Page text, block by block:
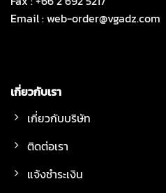
Email :web-order@vgadz.com
เกี่ยวกับเรา
เกี่ยวกับบริษัท
ติดต่อเรา
แจ้งชำระเงิน